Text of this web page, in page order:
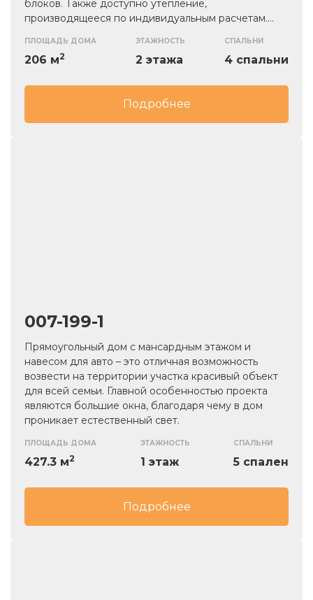
блоков. Также доступно утепление,
производящееся по индивидуальным расчетам.
объекту. Есть возможность проектирования и
дальнейшей установки сауны. В доме есть все для
ПЛОЩАДЬ ДОМА
206 м2
ЭТАЖНОСТЬ
2 этажа
СПАЛЬНИ
4 спальни
Подробнее
007-199-1
Прямоугольный дом с мансардным этажом и
навесом для авто – это отличная возможность
возвести на территории участка красивый объект
для всей семьи. Главной особенностью проекта
являются большие окна, благодаря чему в дом
проникает естественный свет.
Материал стен – газобетонные блоки,
обеспечивающие прочность и долговечность.
выгодно подчеркивает фасад дома. По желанию
дом можно дополнительно утеплить.
ПЛОЩАДЬ ДОМА
427.3 м2
ЭТАЖНОСТЬ
1 этаж
СПАЛЬНИ
5 спален
Подробнее